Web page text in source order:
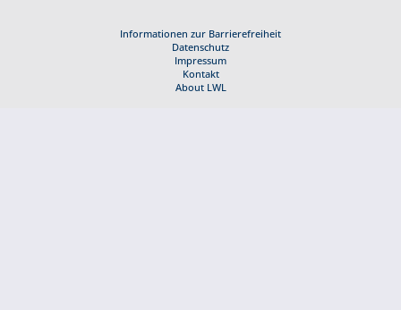
Informationen zur Barrierefreiheit
Datenschutz
Impressum
Kontakt
About LWL